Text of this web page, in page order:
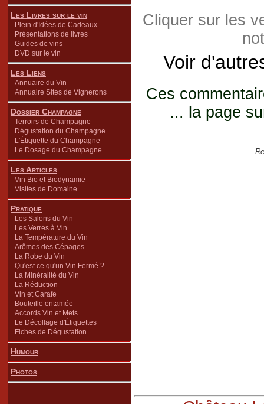
Les Livres sur le vin
Plein d'Idées de Cadeaux
Présentations de livres
Guides de vins
DVD sur le vin
Les Liens
Annuaire du Vin
Annuaire Sites de Vignerons
Dossier Champagne
Terroirs de Champagne
Dégustation du Champagne
L'Étiquette du Champagne
Le Dosage du Champagne
Les Articles
Vin Bio et Biodynamie
Visites de Domaine
Pratique
Les Salons du Vin
Les Verres à Vin
La Température du Vin
Arômes des Cépages
La Robe du Vin
Qu'est ce qu'un Vin Fermé ?
La Minéralité du Vin
La Réduction
Vin et Carafe
Bouteille entamée
Accords Vin et Mets
Le Décollage d'Étiquettes
Fiches de Dégustation
Humour
Photos
Cliquer sur les
Voir
Ces
... la page